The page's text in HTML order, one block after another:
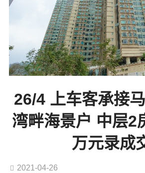
26/4 上车客承接
湾畔海景户 中层2
万元录成
2021-04-26